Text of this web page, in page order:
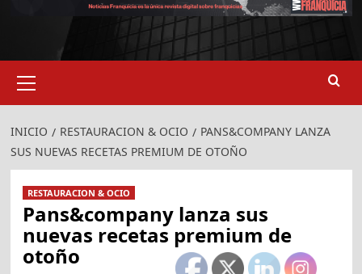
primario
INICIO RESTAURACION & OCIO
PANS&COMPANY LANZA
SUS NUEVAS RECETAS PREMIUM DE OTOÑO
RESTAURACION & OCIO
Pans&company lanza sus
nuevas recetas premium de
otoño